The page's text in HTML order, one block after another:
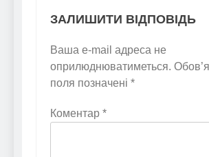
ЗАЛИШИТИ ВІДПОВІДЬ
Ваша e-mail адреса не
оприлюднюватиметься.
поля позначені *
Коментар *